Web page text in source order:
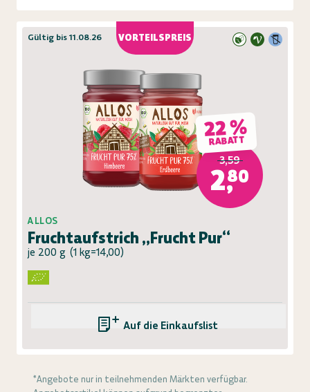
VORTEILSPREIS
Gültig bis 11.08.26
22 %
RABATT
3,59
2,80
ALLOS
Fruchtaufstrich „Frucht Pur“
je 200 g (1 kg=14,00)
Auf die Einkaufsliste
*Angebote nur in teilnehmenden Märkten verfügbar.